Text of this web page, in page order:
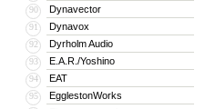
90 Dynavector
91 Dynavox
92 Dyrholm Audio
93 E.A.R./Yoshino
94 EAT
95 EgglestonWorks